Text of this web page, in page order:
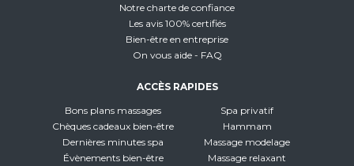
Notre charte de confiance
Les avis 100% certifiés
Bien-être en entreprise
On vous aide - FAQ
ACCÈS RAPIDES
Bons plans massages
Chèques cadeaux bien-être
Dernières minutes spa
Évènements bien-être
Spa privatif
Hammam
Massage modelage
Massage relaxant